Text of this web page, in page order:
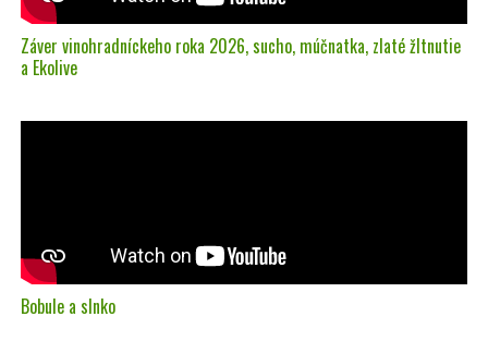
Záver vinohradníckeho roka 2026, sucho, múčnatka, zlaté žltnutie
a Ekolive
Bobule a slnko